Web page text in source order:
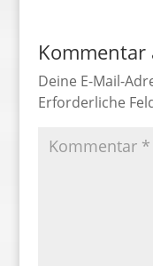
Kommentar
Deine E-Mail-
Erforderliche